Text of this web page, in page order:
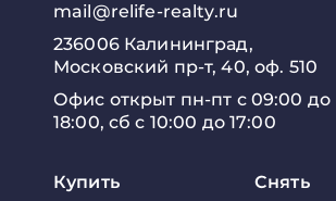
mail@relife-realty.ru
236006 Калининград,
Московский пр-т, 40, оф. 510
Офис открыт пн-пт с 09:00 до
18:00, сб с 10:00 до 17:00
Купить Снять